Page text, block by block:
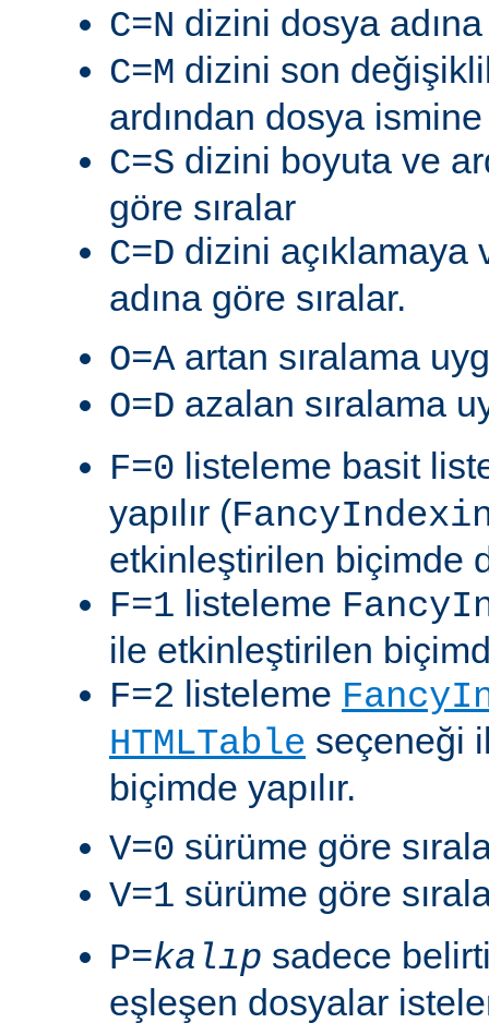
C=N dizini dosya
C=M dizini son
ardından dosya
C=S dizini boyuta ve
göre sıralar
C=D dizini açıklamaya
adına göre sıralar.
O=A artan sıralama
O=D azalan sıralama
F=0 listeleme basit
yapılır (
etkinleştirilen biçimde
F=1 listeleme
ile etkinleştirilen
F=2 listeleme
HTMLTable seçeneği
biçimde yapılır.
V=0 sürüme göre
V=1 sürüme göre
P=kalıp sadece
eşleşen dosyalar